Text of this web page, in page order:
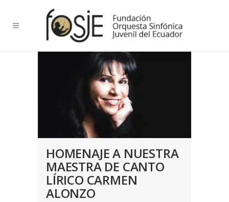
HOMENAJE A NUESTRA
MAESTRA DE CANTO
LÍRICO CARMEN
ALONZO